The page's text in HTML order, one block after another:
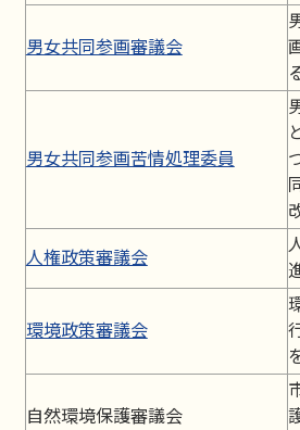
男女共同参画審議会
男女共同参画苦情処理委員
人権政策審議会
環境政策審議会
自然環境保護審議会